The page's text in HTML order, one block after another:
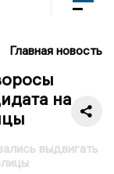
Главная новость
на
выдвигать